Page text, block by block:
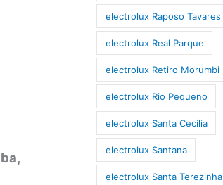
electrolux Raposo Tavares
electrolux Real Parque
electrolux Retiro Morumbi
electrolux Rio Pequeno
electrolux Santa Cecília
electrolux Santana
electrolux Santa Terezinha